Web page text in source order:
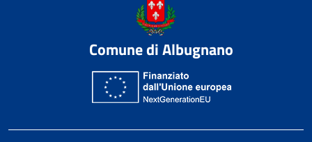
Comune di Albugnano